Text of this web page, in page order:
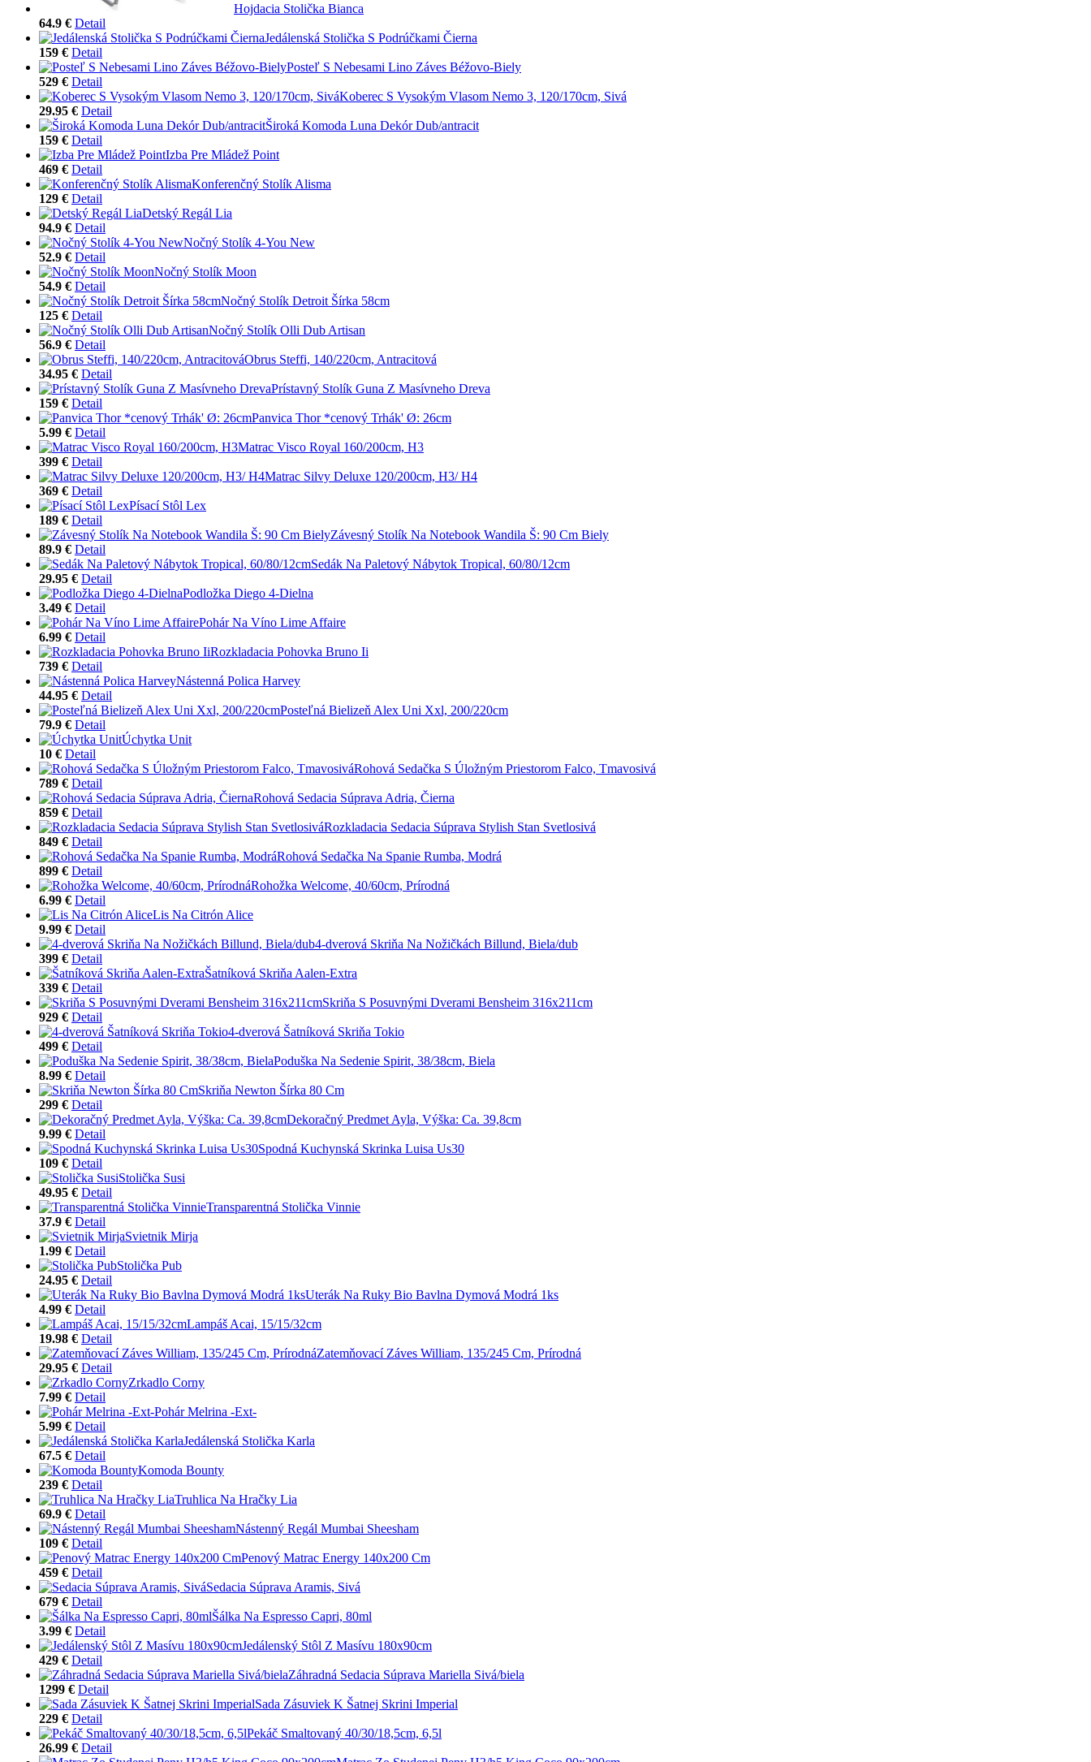
Hojdacia Stolička Bianca
64.9 € Detail
Jedálenská Stolička S Podrúčkami Čierna
159 € Detail
Posteľ S Nebesami Lino Záves Béžovo-Biely
529 € Detail
Koberec S Vysokým Vlasom Nemo 3, 120/170cm, Sivá
29.95 € Detail
Široká Komoda Luna Dekór Dub/antracit
159 € Detail
Izba Pre Mládež Point
469 € Detail
Konferenčný Stolík Alisma
129 € Detail
Detský Regál Lia
94.9 € Detail
Nočný Stolík 4-You New
52.9 € Detail
Nočný Stolík Moon
54.9 € Detail
Nočný Stolík Detroit Šírka 58cm
125 € Detail
Nočný Stolík Olli Dub Artisan
56.9 € Detail
Obrus Steffi, 140/220cm, Antracitová
34.95 € Detail
Prístavný Stolík Guna Z Masívneho Dreva
159 € Detail
Panvica Thor *cenový Trhák' Ø: 26cm
5.99 € Detail
Matrac Visco Royal 160/200cm, H3
399 € Detail
Matrac Silvy Deluxe 120/200cm, H3/ H4
369 € Detail
Písací Stôl Lex
189 € Detail
Závesný Stolík Na Notebook Wandila Š: 90 Cm Biely
89.9 € Detail
Sedák Na Paletový Nábytok Tropical, 60/80/12cm
29.95 € Detail
Podložka Diego 4-Dielna
3.49 € Detail
Pohár Na Víno Lime Affaire
6.99 € Detail
Rozkladacia Pohovka Bruno Ii
739 € Detail
Nástenná Polica Harvey
44.95 € Detail
Posteľná Bielizeň Alex Uni Xxl, 200/220cm
79.9 € Detail
Úchytka Unit
10 € Detail
Rohová Sedačka S Úložným Priestorom Falco, Tmavosivá
789 € Detail
Rohová Sedacia Súprava Adria, Čierna
859 € Detail
Rozkladacia Sedacia Súprava Stylish Stan Svetlosivá
849 € Detail
Rohová Sedačka Na Spanie Rumba, Modrá
899 € Detail
Rohožka Welcome, 40/60cm, Prírodná
6.99 € Detail
Lis Na Citrón Alice
9.99 € Detail
4-dverová Skriňa Na Nožičkách Billund, Biela/dub
399 € Detail
Šatníková Skriňa Aalen-Extra
339 € Detail
Skriňa S Posuvnými Dverami Bensheim 316x211cm
929 € Detail
4-dverová Šatníková Skriňa Tokio
499 € Detail
Poduška Na Sedenie Spirit, 38/38cm, Biela
8.99 € Detail
Skriňa Newton Šírka 80 Cm
299 € Detail
Dekoračný Predmet Ayla, Výška: Ca. 39,8cm
9.99 € Detail
Spodná Kuchynská Skrinka Luisa Us30
109 € Detail
Stolička Susi
49.95 € Detail
Transparentná Stolička Vinnie
37.9 € Detail
Svietnik Mirja
1.99 € Detail
Stolička Pub
24.95 € Detail
Uterák Na Ruky Bio Bavlna Dymová Modrá 1ks
4.99 € Detail
Lampáš Acai, 15/15/32cm
19.98 € Detail
Zatemňovací Záves William, 135/245 Cm, Prírodná
29.95 € Detail
Zrkadlo Corny
7.99 € Detail
Pohár Melrina -Ext-
5.99 € Detail
Jedálenská Stolička Karla
67.5 € Detail
Komoda Bounty
239 € Detail
Truhlica Na Hračky Lia
69.9 € Detail
Nástenný Regál Mumbai Sheesham
109 € Detail
Penový Matrac Energy 140x200 Cm
459 € Detail
Sedacia Súprava Aramis, Sivá
679 € Detail
Šálka Na Espresso Capri, 80ml
3.99 € Detail
Jedálenský Stôl Z Masívu 180x90cm
429 € Detail
Záhradná Sedacia Súprava Mariella Sivá/biela
1299 € Detail
Sada Zásuviek K Šatnej Skrini Imperial
229 € Detail
Pekáč Smaltovaný 40/30/18,5cm, 6,5l
26.99 € Detail